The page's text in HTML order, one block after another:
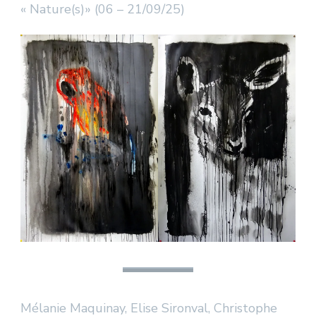
« Nature(s)» (06 – 21/09/25)
Mélanie Maquinay, Elise Sironval, Christophe